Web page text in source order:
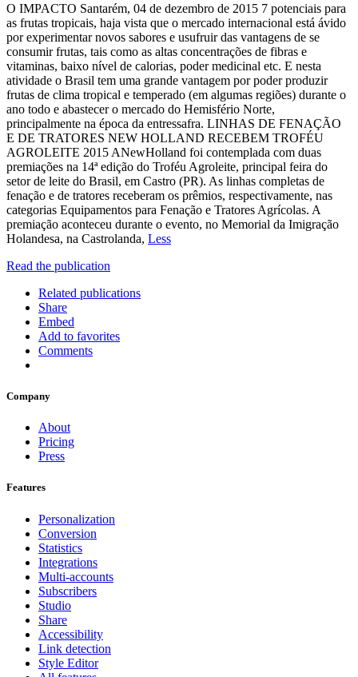
O IMPACTO Santarém, 04 de dezembro de 2015 7 potenciais para
as frutas tropicais, haja vista que o mercado internacional está ávido
por experimentar novos sabores e usufruir das vantagens de se
consumir frutas, tais como as altas concentrações de fibras e
vitaminas, baixo nível de calorias, poder medicinal etc. E nesta
atividade o Brasil tem uma grande vantagem por poder produzir
frutas de clima tropical e temperado (em algumas regiões) durante o
ano todo e abastecer o mercado do Hemisfério Norte,
principalmente na época da entressafra. LINHAS DE FENAÇÃO
E DE TRATORES NEW HOLLAND RECEBEM TROFÉU
AGROLEITE 2015 ANewHolland foi contemplada com duas
premiações na 14ª edição do Troféu Agroleite, principal feira do
setor de leite do Brasil, em Castro (PR). As linhas completas de
fenação e de tratores receberam os prêmios, respectivamente, nas
categorias Equipamentos para Fenação e Tratores Agrícolas. A
premiação aconteceu durante o evento, no Memorial da Imigração
Holandesa, na Castrolanda, Less
Read the publication
Related publications
Share
Embed
Add to favorites
Comments
Company
About
Pricing
Press
Features
Personalization
Conversion
Statistics
Integrations
Multi-accounts
Subscribers
Studio
Share
Accessibility
Link detection
Style Editor